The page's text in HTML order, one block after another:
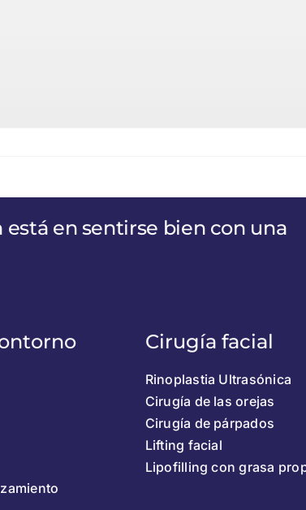
está en sentirse bien con una
Cirugía facial
Rinoplastia Ultrasónica
Cirugía de las orejas
Cirugía de párpados
Lifting facial
Lipofilling con grasa